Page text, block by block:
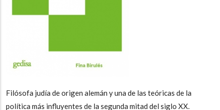
Filósofa judía de origen alemán y una de las teóricas de la
política más influyentes de la segunda mitad del siglo XX.